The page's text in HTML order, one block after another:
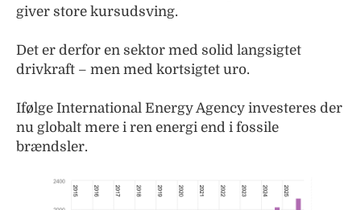
giver store kursudsving.
Det er derfor en sektor med solid langsigtet
drivkraft – men med kortsigtet uro.
Ifølge International Energy Agency investeres der
nu globalt mere i ren energi end i fossile
brændsler.